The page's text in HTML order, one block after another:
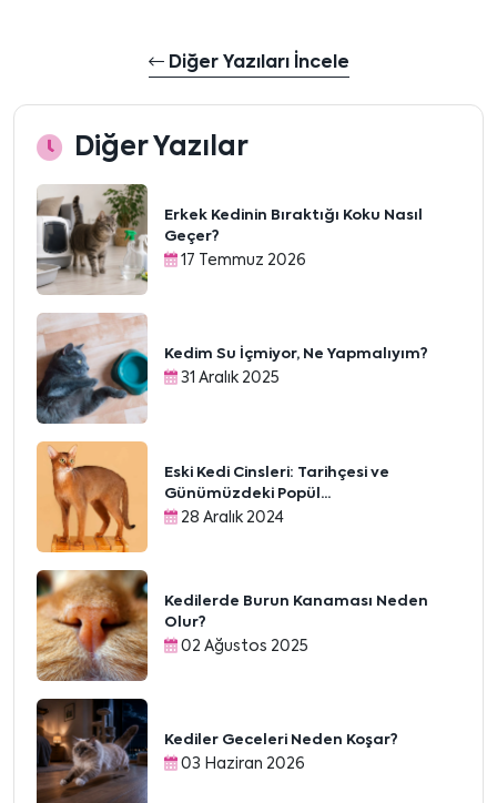
Diğer Yazıları İncele
Diğer Yazılar
Erkek Kedinin Bıraktığı Koku Nasıl
Geçer?
17 Temmuz 2026
Kedim Su İçmiyor, Ne Yapmalıyım?
31 Aralık 2025
Eski Kedi Cinsleri: Tarihçesi ve
Günümüzdeki Popül...
28 Aralık 2024
Kedilerde Burun Kanaması Neden
Olur?
02 Ağustos 2025
Kediler Geceleri Neden Koşar?
03 Haziran 2026